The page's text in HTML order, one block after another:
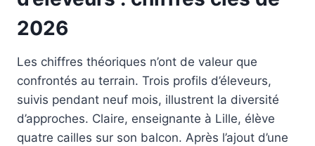
2026
Les chiffres théoriques n’ont de valeur que
confrontés au terrain. Trois profils d’éleveurs,
suivis pendant neuf mois, illustrent la diversité
d’approches. Claire, enseignante à Lille, élève
quatre cailles sur son balcon. Après l’ajout d’une